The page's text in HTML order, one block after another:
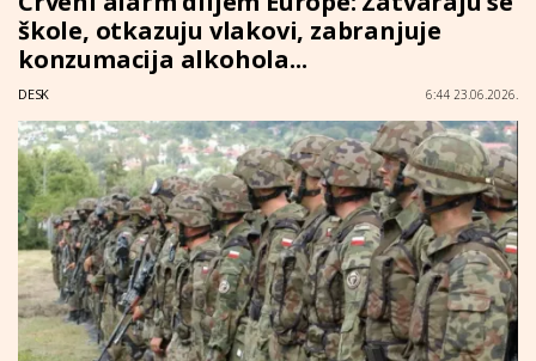
škole, otkazuju vlakovi, zabranjuje
konzumacija alkohola...
DESK 6:44 23.06.2026.